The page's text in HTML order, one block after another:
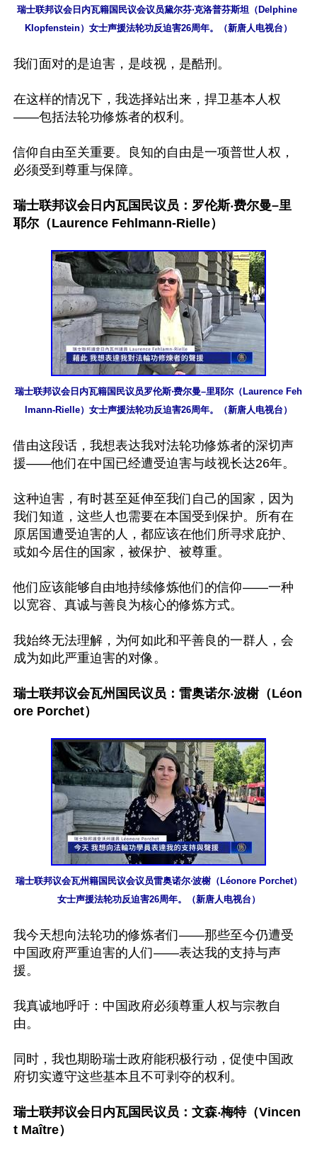
瑞士联邦议会日内瓦籍国民议会议员黛尔芬‧克洛普芬斯坦（Delphine
Klopfenstein）女士声援法轮功反迫害26周年。（新唐人电视台）
我们面对的是迫害，是歧视，是酷刑。
在这样的情况下，我选择站出来，捍卫基本人权
——包括法轮功修炼者的权利。
信仰自由至关重要。良知的自由是一项普世人权，
必须受到尊重与保障。
瑞士联邦议会日内瓦国民议员：罗伦斯‧费尔曼–里
耶尔（Laurence Fehlmann-Rielle）
瑞士联邦议会日内瓦籍国民议员罗伦斯‧费尔曼–里耶尔（Laurence Feh
lmann-Rielle）女士声援法轮功反迫害26周年。（新唐人电视台）
借由这段话，我想表达我对法轮功修炼者的深切声
援——他们在中国已经遭受迫害与歧视长达26年。
这种迫害，有时甚至延伸至我们自己的国家，因为
我们知道，这些人也需要在本国受到保护。所有在
原居国遭受迫害的人，都应该在他们所寻求庇护、
或如今居住的国家，被保护、被尊重。
他们应该能够自由地持续修炼他们的信仰——一种
以宽容、真诚与善良为核心的修炼方式。
我始终无法理解，为何如此和平善良的一群人，会
成为如此严重迫害的对像。
瑞士联邦议会瓦州国民议员：雷奥诺尔‧波榭（Léon
ore Porchet）
瑞士联邦议会瓦州籍国民议会议员雷奥诺尔‧波榭（Léonore Porchet）
女士声援法轮功反迫害26周年。（新唐人电视台）
我今天想向法轮功的修炼者们——那些至今仍遭受
中国政府严重迫害的人们——表达我的支持与声
援。
我真诚地呼吁：中国政府必须尊重人权与宗教自
由。
同时，我也期盼瑞士政府能积极行动，促使中国政
府切实遵守这些基本且不可剥夺的权利。
瑞士联邦议会日内瓦国民议员：文森‧梅特（Vincen
t Maître）